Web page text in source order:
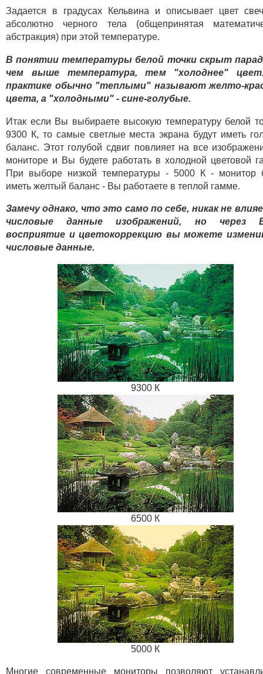
Задается в градусах Кельвина и описывает цвет
абсолютно черного тела (общепринятая
абстракция) при этой температуре.
В понятии температуры белой точки скрыт
чем выше температура, тем "холоднее"
практике обычно "теплыми" называют желто-
цвета, а "холодными" - сине-голубые.
Итак если Вы выбираете высокую температуру белой
9300 К, то самые светлые места экрана будут иметь
баланс. Этот голубой сдвиг повлияет на все
мониторе и Вы будете работать в холодной цветовой
При выборе низкой температуры - 5000 К - монитор
иметь желтый баланс - Вы работаете в теплой гамме.
Замечу однако, что это само по себе, никак не
числовые данные изображений, но через
восприятие и цветокоррекцию вы можете
числовые данные.
9300 К
6500 К
5000 К
Многие современные мониторы позволяют